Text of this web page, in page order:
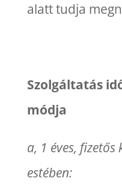
alatt tudja
Szolgáltatás
módja
a, 1 éves,
estében: